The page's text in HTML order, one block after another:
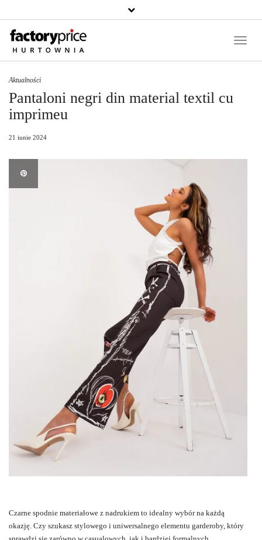
Căutați
un
Toggle
Aktualności
Pantaloni negri din material textil cu
imprimeu
21 iunie 2024
Czarne spodnie materiałowe z nadrukiem to idealny wybór na każdą
okazję. Czy szukasz stylowego i uniwersalnego elementu garderoby, który